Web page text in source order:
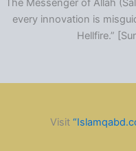
The Messenger of Allah
every innovation is
Hellfire.”
Visit